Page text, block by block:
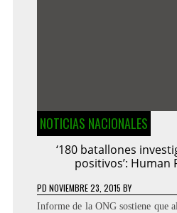
NOTICIAS NACIONALES
‘180 batallones
positivos’: Human
PD NOVIEMBRE 23, 2015 BY
Informe de la ONG sostiene que